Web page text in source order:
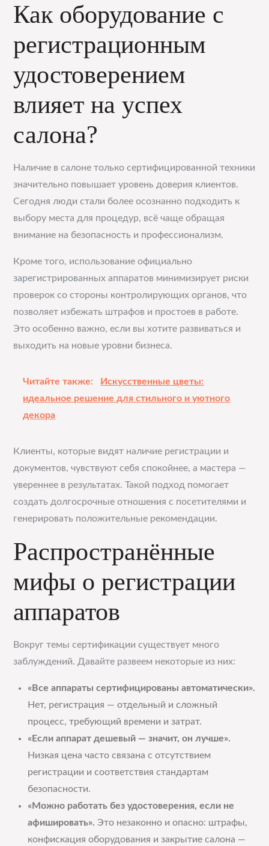
Как оборудование с
регистрационным
удостоверением
влияет на успех
салона?
Наличие в салоне только сертифицированной техники
значительно повышает уровень доверия клиентов.
Сегодня люди стали более осознанно подходить к
выбору места для процедур, всё чаще обращая
внимание на безопасность и профессионализм.
Кроме того, использование официально
зарегистрированных аппаратов минимизирует риски
проверок со стороны контролирующих органов, что
позволяет избежать штрафов и простоев в работе.
Это особенно важно, если вы хотите развиваться и
выходить на новые уровни бизнеса.
Читайте также:
Искусственные цветы:
идеальное решение для стильного и уютного
декора
Клиенты, которые видят наличие регистрации и
документов, чувствуют себя спокойнее, а мастера —
увереннее в результатах. Такой подход помогает
создать долгосрочные отношения с посетителями и
генерировать положительные рекомендации.
Распространённые
мифы о регистрации
аппаратов
Вокруг темы сертификации существует много
заблуждений. Давайте развеем некоторые из них:
«Все аппараты сертифицированы автоматически».
Нет, регистрация — отдельный и сложный
процесс, требующий времени и затрат.
«Если аппарат дешевый — значит, он лучше».
Низкая цена часто связана с отсутствием
регистрации и соответствия стандартам
безопасности.
«Можно работать без удостоверения, если не
афишировать». Это незаконно и опасно: штрафы,
конфискация оборудования и закрытие салона —